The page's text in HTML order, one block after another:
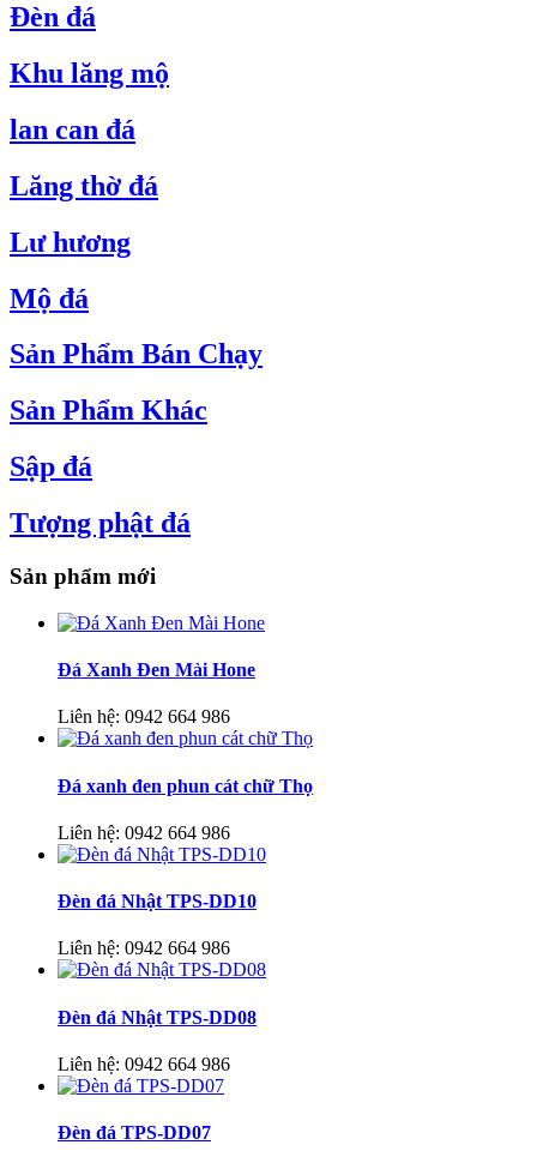
Đèn đá
Khu lăng mộ
lan can đá
Lăng thờ đá
Lư hương
Mộ đá
Sản Phẩm Bán Chạy
Sản Phẩm Khác
Sập đá
Tượng phật đá
Sản phẩm mới
Đá Xanh Đen Mài Hone
Liên hệ: 0942 664 986
Đá xanh đen phun cát chữ Thọ
Liên hệ: 0942 664 986
Đèn đá Nhật TPS-DD10
Liên hệ: 0942 664 986
Đèn đá Nhật TPS-DD08
Liên hệ: 0942 664 986
Đèn đá TPS-DD07